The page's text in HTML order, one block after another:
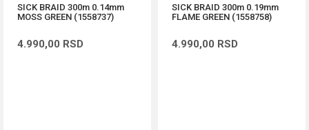
SICK BRAID 300m 0.14mm
MOSS GREEN (1558737)
4.990,00 RSD
SICK BRAID 300m 0.19mm
FLAME GREEN (1558758)
4.990,00 RSD